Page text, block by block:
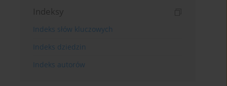
Indeksy
Indeks słów kluczowych
Indeks dziedzin
Indeks autorów